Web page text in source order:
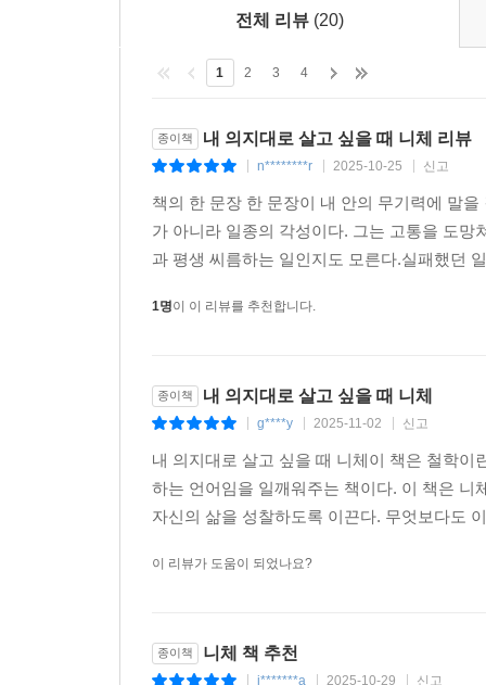
기 위해서는 명상적 요소를 강화해야 한다고 주장
니체는 독서가 인간을 그 근본에서부터 전폭적
되라고 권한다. 철학에 소는 여러 번 나온다. 소
별되지 않는 유아론적 태도를 가리키기도 한다.
니체는 30대 초반에 자신이 예순 살까지 지혜롭
하고 그것들을 이해하고 또 그것들을 넘어서 볼
한다는 증거다. 그래서 사람은 반드시 종교와 예
은 주지의 사실이다.
을 깨닫게 하는 것이 이 우울한 ‘마지막 인간’의
강조하는 이유는, 자신의 이상을 세우고 살아가
가 창조되고 더 주권적이고 강하며 고귀한 종이 자
사용하는 것이 아닌, 넘치는 지성을 가졌는지의
경은 인간을 고양한다. ‘철학이 무엇이냐’는 질
전체 리뷰 (20)
1 2 3 4
종이책 내 의지대로 살고 싶을 때 니체 리뷰
n********r 2025-10-25 신고
책의 한 문장 한 문장이 내 안의 무기력에 말
가 아니라 일종의 각성이다. 그는 고통을 도
과 평생 씨름하는 일인지도 모른다.실패했던
1명이 이 리뷰를 추천합니다.
종이책 내 의지대로 살고 싶을 때 니체
g****y 2025-11-02 신고
내 의지대로 살고 싶을 때 니체이 책은 철학
하는 언어임을 일깨워주는 책이다. 이 책은 니
자신의 삶을 성찰하도록 이끈다. 무엇보다도
이 리뷰가 도움이 되었나요?
종이책 니체 책 추천
i*******a 2025-10-29 신고